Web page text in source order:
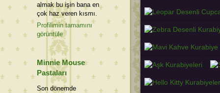
almak bu işin bana en
çok haz veren kısmı.
Profilimin tamamını
görüntüle
Minnie Mouse
Pastaları
Son dönemde